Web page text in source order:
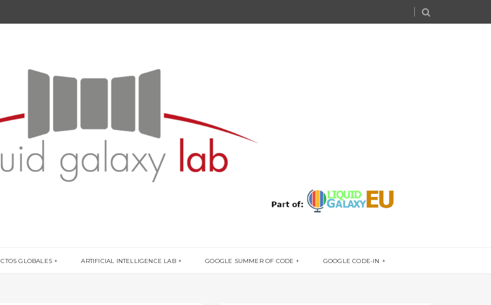
GLOBALES ARTIFICIAL INTELLIGENCE LAB GOOGLE SUMMER OF CODE GOOGLE CODE-IN